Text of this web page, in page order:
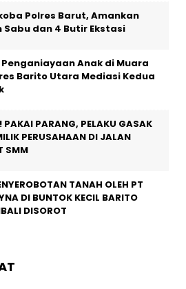
Polres Barut, Amankan
Sabu dan 4 Butir Ekstasi
Anak di Muara
Barito Utara Mediasi Kedua
PAKAI PARANG, PELAKU GASAK
PERUSAHAAN DI JALAN
SMM
TANAH OLEH PT
DI BUNTOK KECIL BARITO
DISOROT